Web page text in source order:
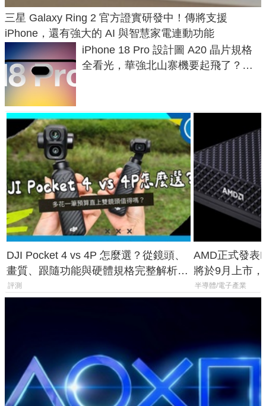
三星 Galaxy Ring 2 官方證實研發中！傳將支援
iPhone，還有強大的 AI 與智慧家電連動功能
iPhone 18 Pro 設計圖 A20 晶片規格
全看光，華強北山寨機要起飛了？專
DJI Pocket 4 vs 4P 怎麼選？從鏡頭、
畫質、跟隨功能與硬體規格完整解析，
一次看懂兩台差異
評測
AMD正式發表
將於9月上市
Max系列處理
半導體/電子產業